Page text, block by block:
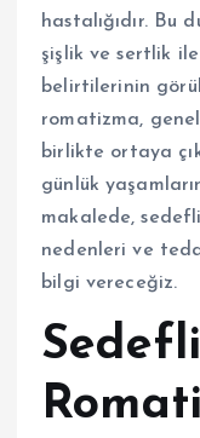
hastalığıdır. Bu
şişlik ve sertlik
belirtilerinin
romatizma,
birlikte ortaya
günlük
makalede,
nedenleri ve
bilgi vereceğiz.
Sedefli